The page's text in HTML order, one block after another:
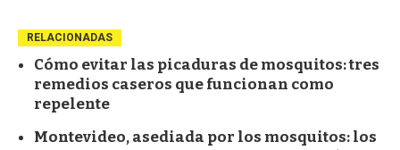
RELACIONADAS
Cómo evitar las picaduras de mosquitos: tres
remedios caseros que funcionan como
repelente
Montevideo, asediada por los mosquitos: los